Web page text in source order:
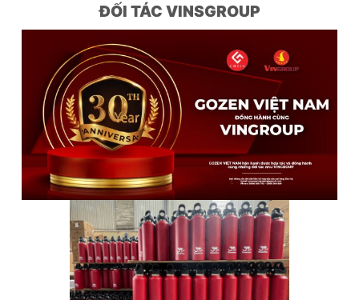
ĐỐI TÁC VINSGROUP